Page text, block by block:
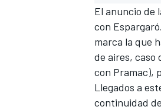
El anuncio de
con
marca la que
de aires, caso
con Pramac),
Llegados a
continuidad de